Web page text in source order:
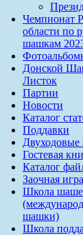
Чемпионат
области по
шашкам
Донской
Листок
Партии
Новости
Каталог
Поддавки
Гостевая
Каталог
Заочная игра
Школа
шашки)
Школа